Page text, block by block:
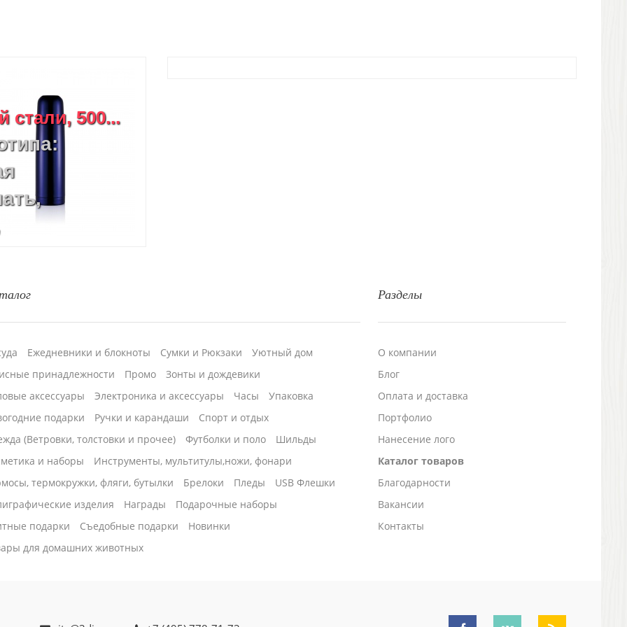
стали, 500...
Разделы
О компании
Блог
Оплата и доставка
Портфолио
Нанесение лого
Каталог товаров
Благодарности
Вакансии
Контакты
Ежедневники и блокноты Сумки и Рюкзаки
Уютный дом
принадлежности
Промо
Зонты и дождевики
аксессуары
Электроника и аксессуары Часы
Упаковка
подарки
Ручки и карандаши
Спорт и отдых
(Ветровки, толстовки и прочее)
Футболки и поло
Шильды
и наборы
Инструменты, мультитулы,ножи, фонари
термокружки, фляги, бутылки
Брелоки Пледы
USB Флешки
изделия
Награды
Подарочные наборы
подарки
Cъедобные подарки
Новинки
для домашних животных